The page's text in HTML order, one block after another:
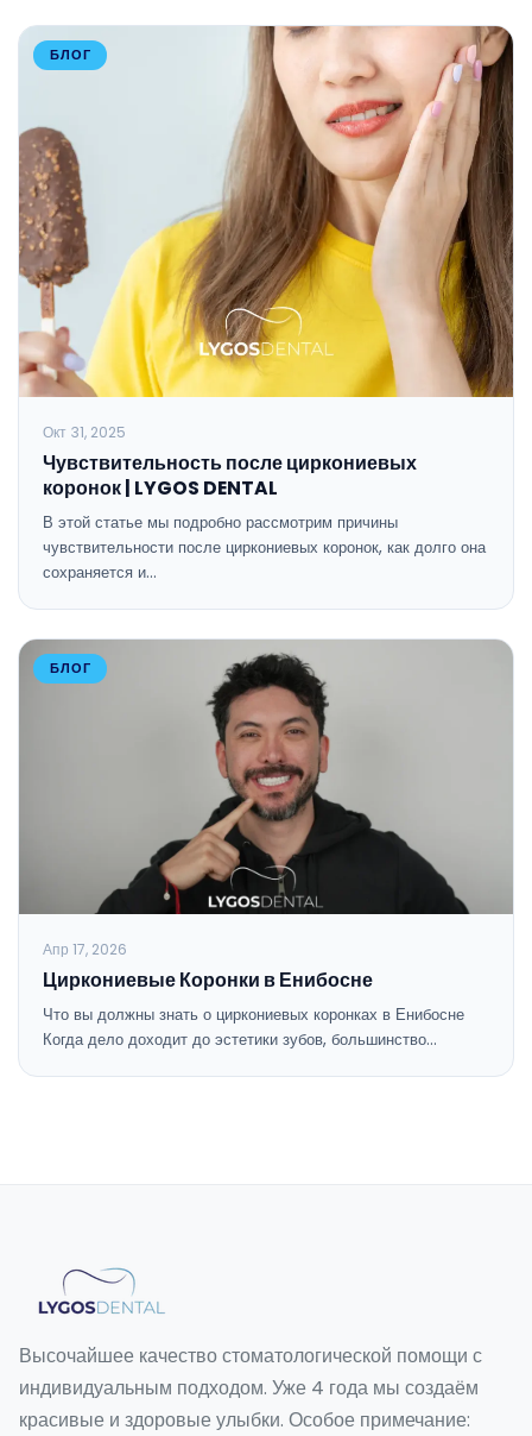
БЛОГ
Окт 31, 2025
Чувствительность после циркониевых
коронок | LYGOS DENTAL
В этой статье мы подробно рассмотрим причины
чувствительности после циркониевых коронок, как долго она
сохраняется и…
БЛОГ
Апр 17, 2026
Циркониевые Коронки в Енибосне
Что вы должны знать о циркониевых коронках в Енибосне
Когда дело доходит до эстетики зубов, большинство…
Высочайшее качество стоматологической помощи с
индивидуальным подходом. Уже 4 года мы создаём
красивые и здоровые улыбки. Особое примечание: